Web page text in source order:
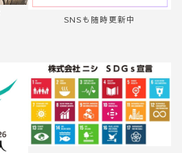
SNSも随時更新中